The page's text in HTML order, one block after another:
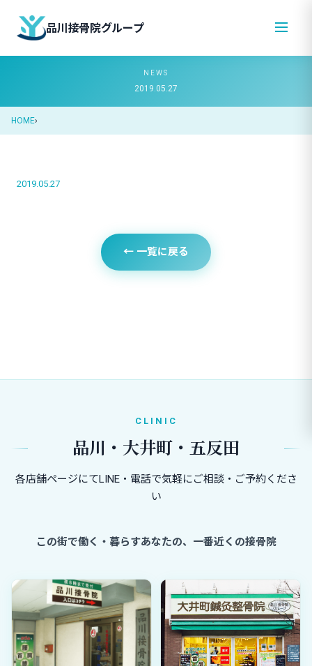
品川接骨院グループ
NEWS
2019.05.27
HOME
2019.05.27
← 一覧に戻る
CLINIC
品川・大井町・五反田
各店舗ページにてLINE・電話で気軽にご相談・ご予約くださ
い
この街で働く・暮らすあなたの、一番近くの接骨院